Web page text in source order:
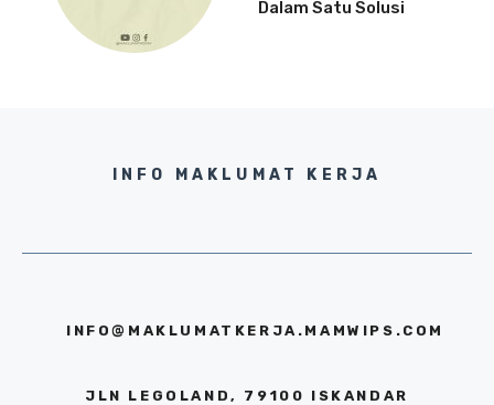
Dalam Satu Solusi
INFO MAKLUMAT KERJA
INFO@MAKLUMATKERJA.MAMWIPS.COM
JLN LEGOLAND, 79100 ISKANDAR